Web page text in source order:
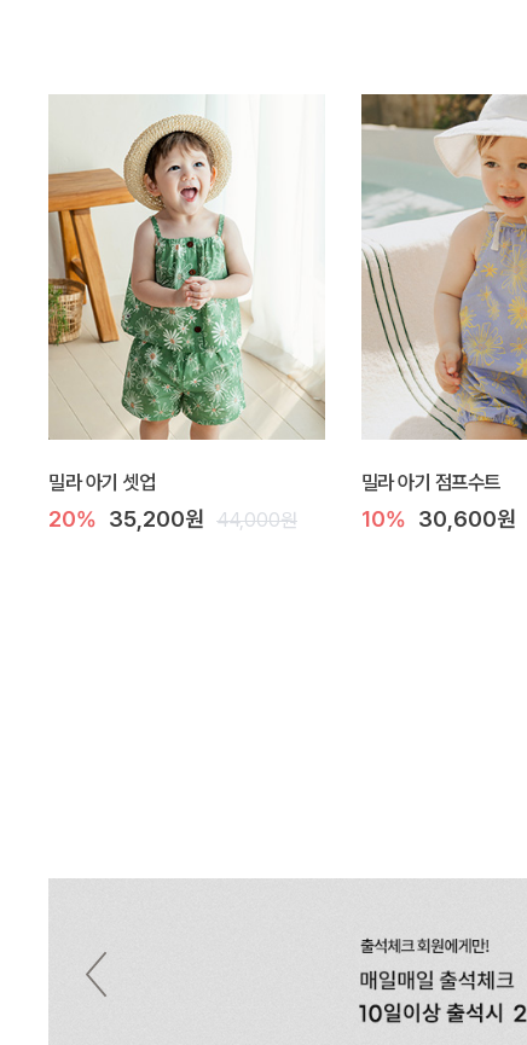
밀라 아기 셋업
20% 35,200원 44,000원
밀라 아기 점프수트
10% 30,600원